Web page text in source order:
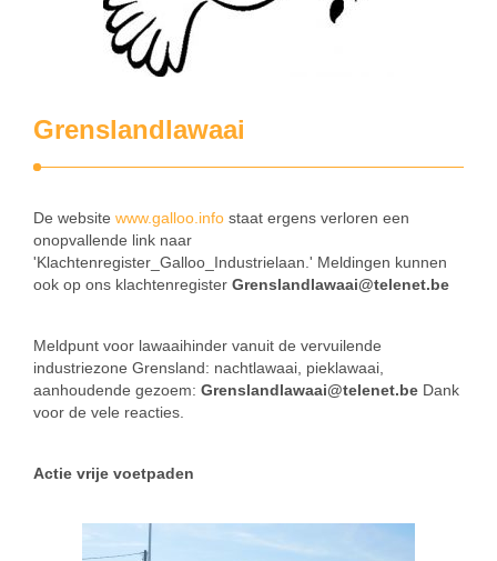
Grenslandlawaai
De website www.galloo.info staat ergens verloren een
onopvallende link naar
'Klachtenregister_Galloo_Industrielaan.' Meldingen kunnen
ook op ons klachtenregister Grenslandlawaai@telenet.be
Meldpunt voor lawaaihinder vanuit de vervuilende
industriezone Grensland: nachtlawaai, pieklawaai,
aanhoudende gezoem: Grenslandlawaai@telenet.be Dank
voor de vele reacties.
Actie vrije voetpaden